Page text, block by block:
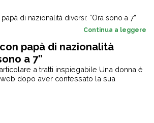
Continua a leggere
papà di nazionalità
a 7”
a tratti inspiegabile Una donna è
dopo aver confessato la sua